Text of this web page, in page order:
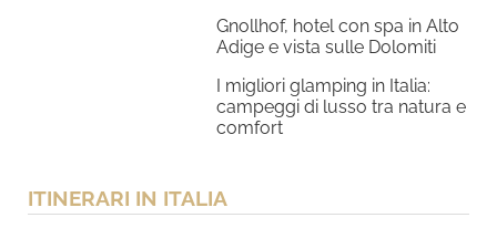
Gnollhof, hotel con spa in Alto
Adige e vista sulle Dolomiti
I migliori glamping in Italia:
campeggi di lusso tra natura e
comfort
ITINERARI IN ITALIA